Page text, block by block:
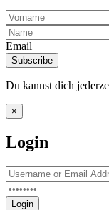
Email
Du kannst dich
×
Login
Login